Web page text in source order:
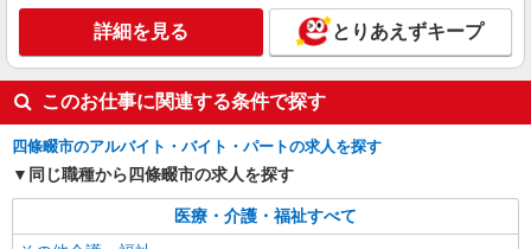
詳細を見る とりあえずキープ
このお仕事に関連する条件で探す
四條畷市のアルバイト・バイト・パートの求人を探す
同じ職種から四條畷市の求人を探す
医療・介護・福祉すべて